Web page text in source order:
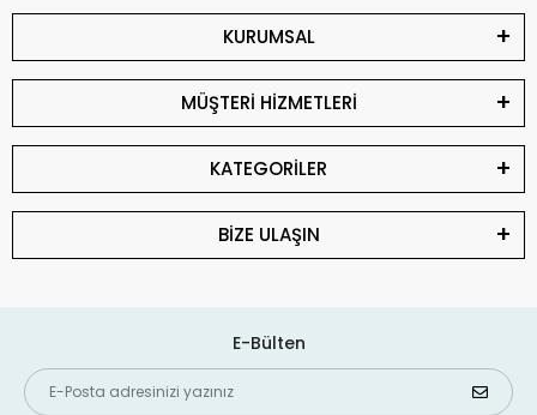
KURUMSAL
MÜŞTERİ HİZMETLERİ
KATEGORİLER
BİZE ULAŞIN
E-Bülten